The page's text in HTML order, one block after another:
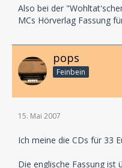
Also bei der
MCs Hörverlag Fassung
pops
Feinbein
15. Mai 2007
Ich meine die CDs für 33
Die englische Fassung ist